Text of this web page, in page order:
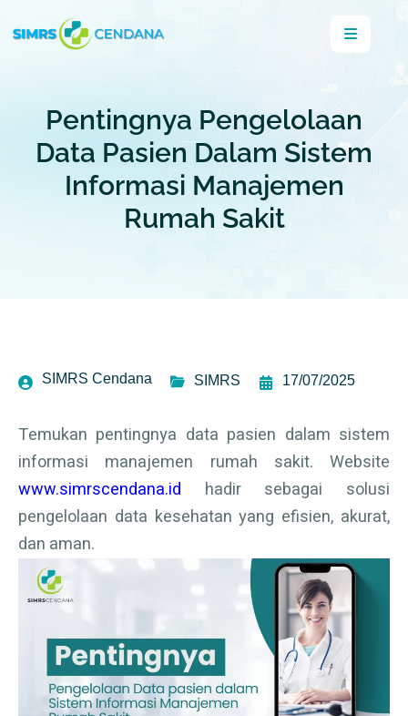
Pentingnya Pengelolaan
Data Pasien Dalam Sistem
Informasi Manajemen
Rumah Sakit
SIMRS Cendana SIMRS 17/07/2025
Temukan pentingnya data pasien dalam sistem
informasi manajemen rumah sakit. Website
www.simrscendana.id hadir sebagai solusi
pengelolaan data kesehatan yang efisien, akurat,
dan aman.